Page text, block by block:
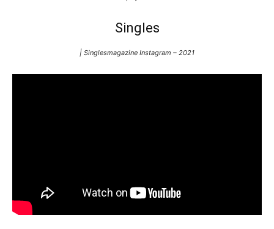
Singles
| Singlesmagazine Instagram – 2021